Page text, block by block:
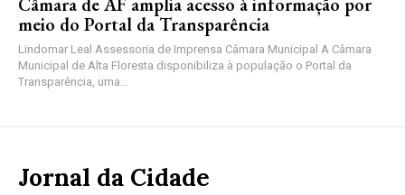
Câmara de AF amplia acesso à informação por
meio do Portal da Transparência
Lindomar Leal Assessoria de Imprensa Câmara Municipal A Câmara
Municipal de Alta Floresta disponibiliza à população o Portal da
Transparência, uma...
Jornal da Cidade